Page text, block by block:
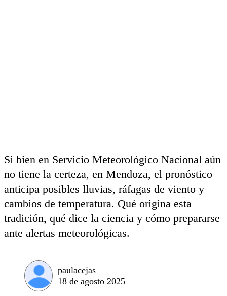
Si bien en Servicio Meteorológico Nacional aún
no tiene la certeza, en Mendoza, el pronóstico
anticipa posibles lluvias, ráfagas de viento y
cambios de temperatura. Qué origina esta
tradición, qué dice la ciencia y cómo prepararse
ante alertas meteorológicas.
paulacejas
18 de agosto 2025